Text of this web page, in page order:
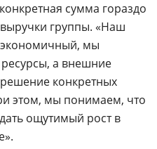
сумма гораздо
группы. «Наш
мы
а внешние
конкретных
этом, мы понимаем, что
ощутимый​ рост в